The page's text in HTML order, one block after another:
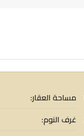
مساحة العقار:
غرف النوم: